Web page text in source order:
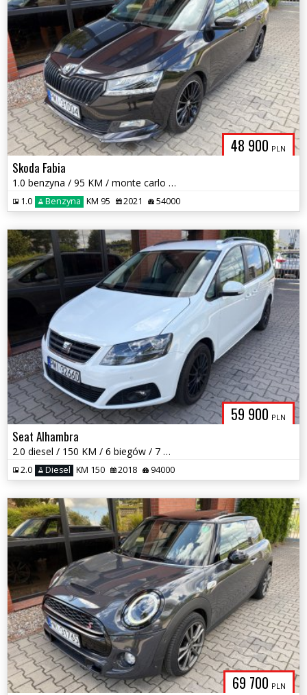
48 900 PLN
Skoda Fabia
1.0 benzyna / 95 KM / monte carlo / panorama / zadbany / zamiana
1.0 Benzyna KM 95 2021 54000
59 900 PLN
Seat Alhambra
2.0 diesel / 150 KM / 6 biegów / 7 miejsc / zadbany / możliwa zamiana
2.0 Diesel KM 150 2018 94000
69 700 PLN